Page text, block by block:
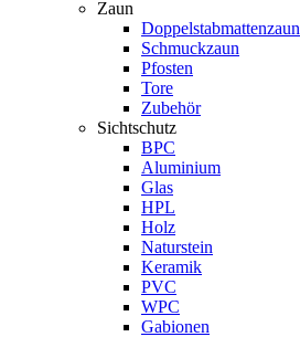
Zaun
Doppelstabmattenzaun
Schmuckzaun
Pfosten
Tore
Zubehör
Sichtschutz
BPC
Aluminium
Glas
HPL
Holz
Naturstein
Keramik
PVC
WPC
Gabionen